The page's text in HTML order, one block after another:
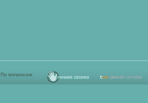
По вопросам